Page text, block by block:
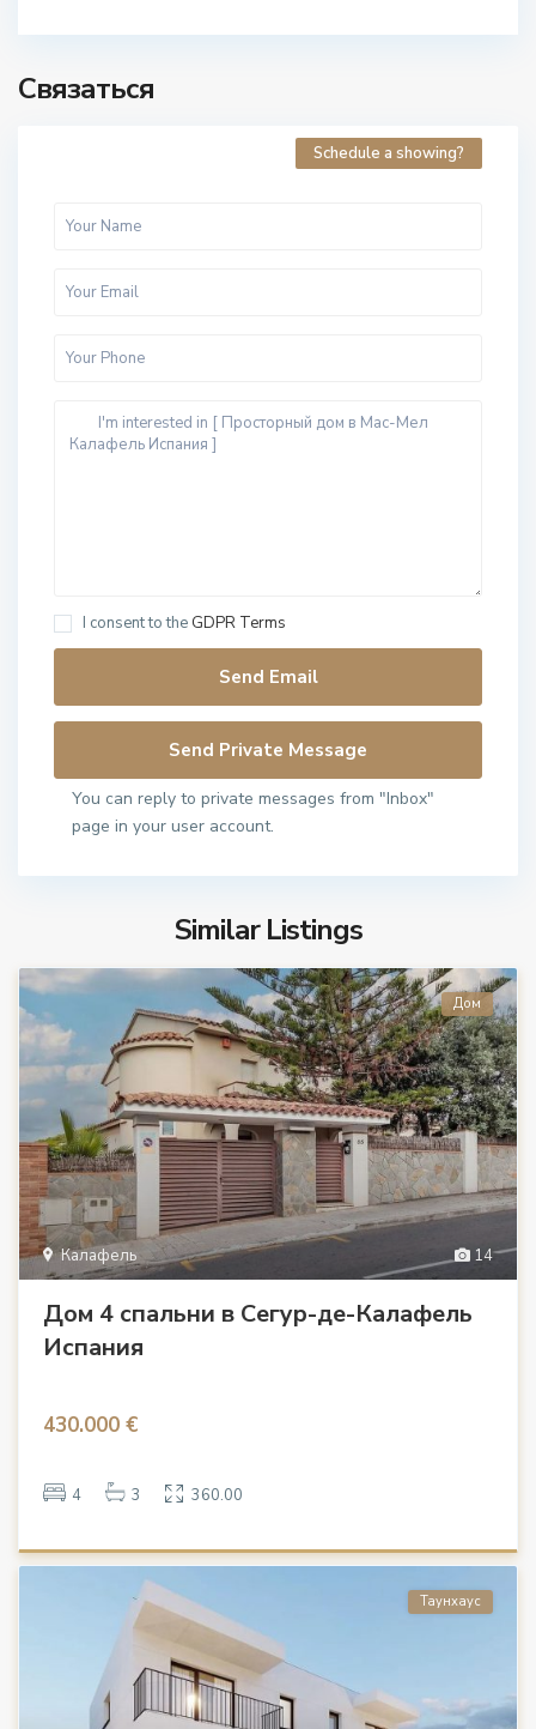
Связаться
Schedule a showing?
I consent to the GDPR Terms
You can reply to private messages from "Inbox"
page in your user account.
Similar Listings
14
Калафель
Дом
Дом 4 спальни в Сегур-де-Калафель
Испания
430.000 €
4 3 360.00
Таунхаус